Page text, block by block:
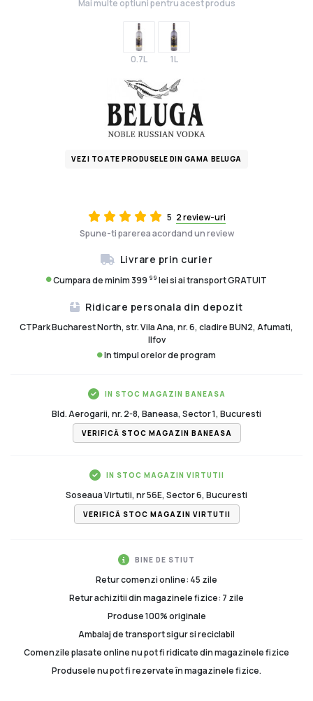
5 2 review-uri
Spune-ti parerea acordand un review
Livrare prin curier
Cumpara de minim 399 99 lei si ai transport GRATUIT
Ridicare personala din depozit
CTPark Bucharest North, str. Vila Ana, nr. 6, cladire BUN2, Afumati,
Ilfov
In timpul orelor de program
IN STOC MAGAZIN BANEASA
Bld. Aerogarii, nr. 2-8, Baneasa, Sector 1, Bucuresti
VERIFICĂ STOC MAGAZIN BANEASA
IN STOC MAGAZIN VIRTUTII
Soseaua Virtutii, nr 56E, Sector 6, Bucuresti
VERIFICĂ STOC MAGAZIN VIRTUTII
BINE DE STIUT
Retur comenzi online: 45 zile
Retur achizitii din magazinele fizice: 7 zile
Produse 100% originale
Ambalaj de transport sigur si reciclabil
Comenzile plasate online nu pot fi ridicate din magazinele fizice
Produsele nu pot fi rezervate în magazinele fizice.
Mai multe optiuni pentru acest produs
0.7L 1L
VEZI TOATE PRODUSELE DIN GAMA BELUGA